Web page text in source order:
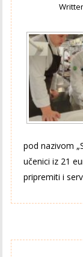
pod nazivom
učenici iz 21
pripremiti i